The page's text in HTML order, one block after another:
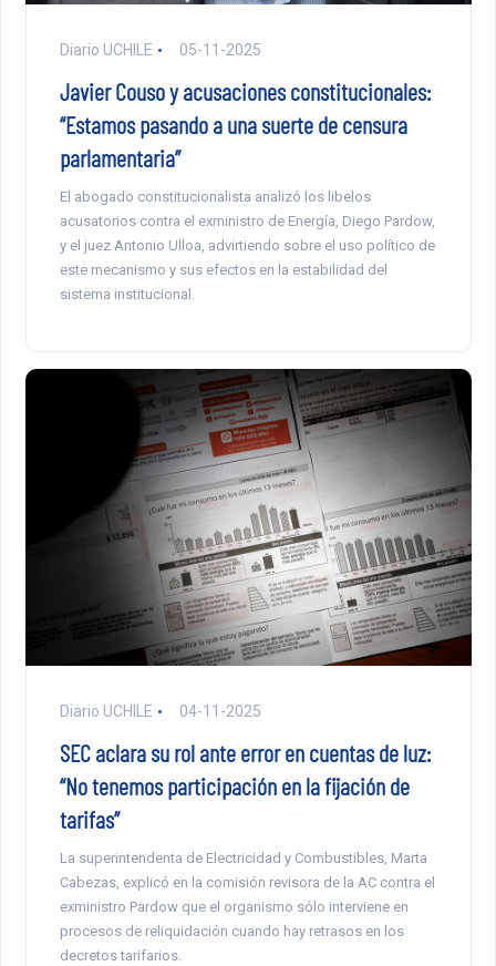
Diario UCHILE 05-11-2025
Javier Couso y acusaciones constitucionales:
“Estamos pasando a una suerte de censura
parlamentaria”
El abogado constitucionalista analizó los libelos
acusatorios contra el exministro de Energía, Diego Pardow,
y el juez Antonio Ulloa, advirtiendo sobre el uso político de
este mecanismo y sus efectos en la estabilidad del
sistema institucional.
Diario UCHILE 04-11-2025
SEC aclara su rol ante error en cuentas de luz:
“No tenemos participación en la fijación de
tarifas”
La superintendenta de Electricidad y Combustibles, Marta
Cabezas, explicó en la comisión revisora de la AC contra el
exministro Pardow que el organismo sólo interviene en
procesos de reliquidación cuando hay retrasos en los
decretos tarifarios.